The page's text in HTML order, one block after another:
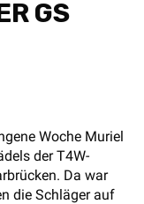
GS
Woche Muriel
der T4W-
Da war
die Schläger auf